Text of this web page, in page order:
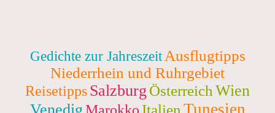
Gedichte zur Jahreszeit Ausflugtipps
Niederrhein und Ruhrgebiet
ReisetippsSalzburg Österreich Wien